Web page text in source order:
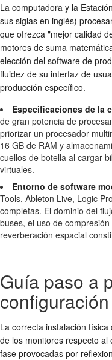
La computadora y la
sus siglas en inglés)
que ofrezca "mejor calidad
motores de suma
elección del software de
fluidez de su interfaz de
producción específico.
Especificaciones de la
de gran potencia de
priorizar un procesador
16 GB de RAM y
cuellos de botella al cargar
virtuales.
Entorno de software
Tools, Ableton Live, Logic
completas. El dominio del
buses, el uso de
reverberación espacial
Guía paso a
La correcta instalación
de los monitores respecto
fase provocadas por